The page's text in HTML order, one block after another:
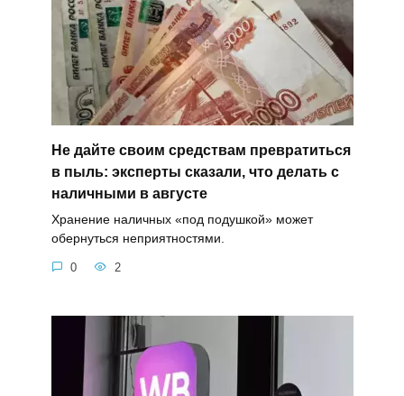
Не дайте своим средствам превратиться
в пыль: эксперты сказали, что делать с
наличными в августе
Хранение наличных «под подушкой» может
обернуться неприятностями.
0 2